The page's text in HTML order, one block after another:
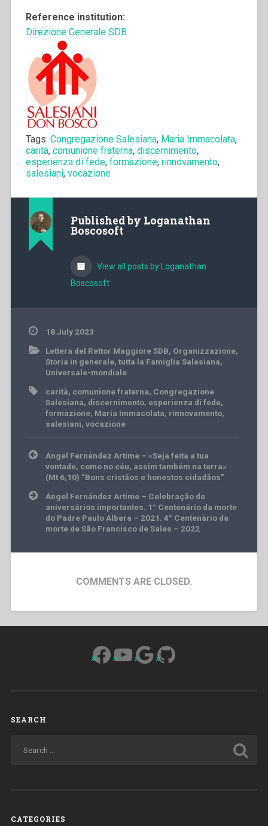
Reference institution:
Direzione Generale SDB
Tags: Congregazione Salesiana, Maria Immacolata,
carità, comunione fraterna, discernimento,
esperienza di fede, formazione, rinnovamento,
salesiani, vocazione
Published by Loganathan
Boscosoft
View all posts by Loganathan
Boscosoft
18 July 2023
Lettera del Rettor Maggiore SDB, Organizzazione,
Storia in generale, tutta la Famiglia Salesiana,
Universale-mondiale
carità, comunione fraterna, Congregazione
Salesiana, discernimento, esperienza di fede,
formazione, Maria Immacolata, rinnovamento,
salesiani, vocazione
Post
navigation
Ángel Fernández Artime – «Seja feita a tua
vontade, como no céu, assim também na terra»
(Mt 6,10) “Bons cristãos e honestos cidadãos”
Ángel Fernández Artime – Celebração de
aniversários importantes. 1° Centenário da morte
do Padre Paulo Albera – 2021. 4° Centenário da
morte de São Francisco de Sales – 2022
COMMENTS ARE CLOSED.
Facebook
YouTube
Google
GitHub
SEARCH
CATEGORIES